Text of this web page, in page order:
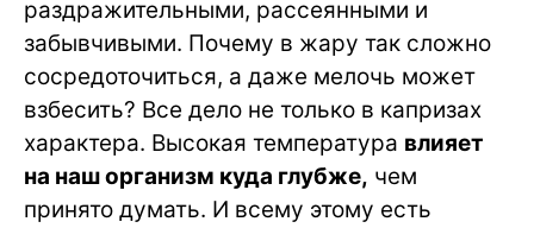
раздражительными, рассеянными и
забывчивыми. Почему в жару так сложно
сосредоточиться, а даже мелочь может
взбесить? Все дело не только в капризах
характера. Высокая температура влияет
на наш организм куда глубже, чем
принято думать. И всему этому есть